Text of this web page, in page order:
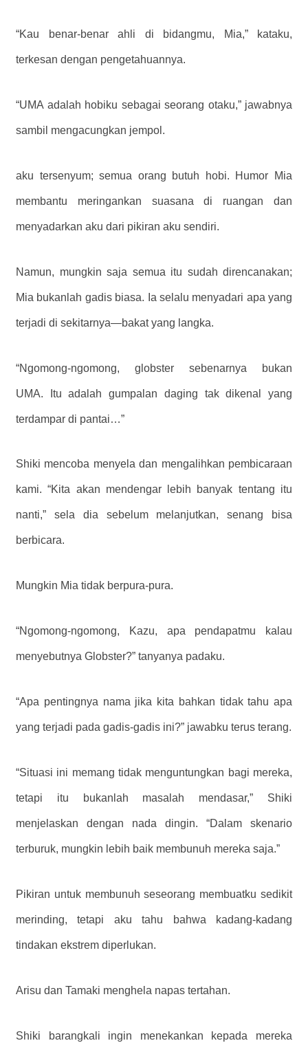
“Kau benar-benar ahli di bidangmu, Mia,” kataku,
terkesan dengan pengetahuannya.
“UMA adalah hobiku sebagai seorang otaku,” jawabnya
sambil mengacungkan jempol.
aku tersenyum; semua orang butuh hobi. Humor Mia
membantu meringankan suasana di ruangan dan
menyadarkan aku dari pikiran aku sendiri.
Namun, mungkin saja semua itu sudah direncanakan;
Mia bukanlah gadis biasa. Ia selalu menyadari apa yang
terjadi di sekitarnya—bakat yang langka.
“Ngomong-ngomong, globster sebenarnya bukan
UMA. Itu adalah gumpalan daging tak dikenal yang
terdampar di pantai…”
Shiki mencoba menyela dan mengalihkan pembicaraan
kami. “Kita akan mendengar lebih banyak tentang itu
nanti,” sela dia sebelum melanjutkan, senang bisa
berbicara.
Mungkin Mia tidak berpura-pura.
“Ngomong-ngomong, Kazu, apa pendapatmu kalau
menyebutnya Globster?” tanyanya padaku.
“Apa pentingnya nama jika kita bahkan tidak tahu apa
yang terjadi pada gadis-gadis ini?” jawabku terus terang.
“Situasi ini memang tidak menguntungkan bagi mereka,
tetapi itu bukanlah masalah mendasar,” Shiki
menjelaskan dengan nada dingin. “Dalam skenario
terburuk, mungkin lebih baik membunuh mereka saja.”
Pikiran untuk membunuh seseorang membuatku sedikit
merinding, tetapi aku tahu bahwa kadang-kadang
tindakan ekstrem diperlukan.
Arisu dan Tamaki menghela napas tertahan.
Shiki barangkali ingin menekankan kepada mereka